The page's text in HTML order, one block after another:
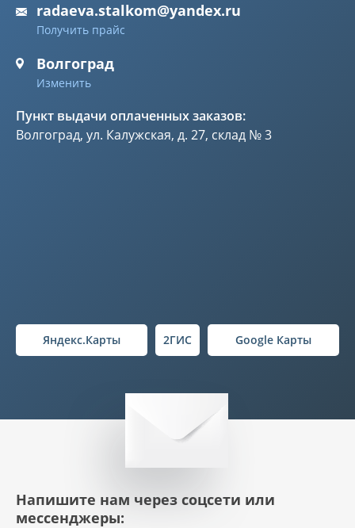
radaeva.stalkom@yandex.ru
Получить прайс
Волгоград
Изменить
Пункт выдачи оплаченных заказов:
Волгоград, ул. Калужская, д. 27, склад № 3
Яндекс.Карты 2ГИС Google Карты
Напишите нам через соцсети или
мессенджеры: